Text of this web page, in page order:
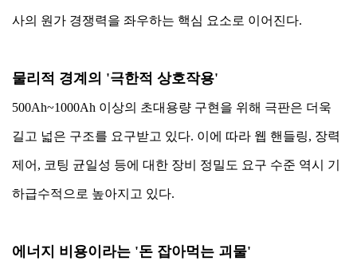
사의 원가 경쟁력을 좌우하는 핵심 요소로 이어진다.
물리적 경계의 '극한적 상호작용'
500Ah~1000Ah 이상의 초대용량 구현을 위해 극판은 더욱
길고 넓은 구조를 요구받고 있다. 이에 따라 웹 핸들링, 장력
제어, 코팅 균일성 등에 대한 장비 정밀도 요구 수준 역시 기
하급수적으로 높아지고 있다.
에너지 비용이라는 '돈 잡아먹는 괴물'